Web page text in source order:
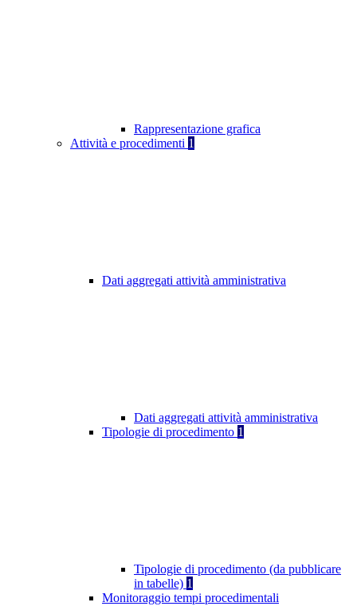
Rappresentazione grafica
Attività e procedimenti 1
Dati aggregati attività amministrativa
Dati aggregati attività amministrativa
Tipologie di procedimento 1
Tipologie di procedimento (da pubblicare
in tabelle) 1
Monitoraggio tempi procedimentali